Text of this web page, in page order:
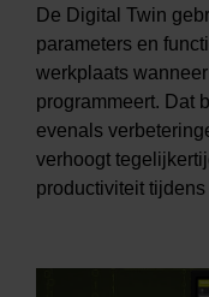
De Digital Twin
parameters en
werkplaats
programmeert. Dat
evenals
verhoogt
productiviteit